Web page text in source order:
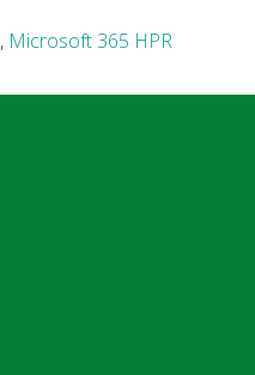
, Microsoft 365 HPR